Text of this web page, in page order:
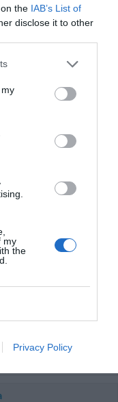
the IAB’s List of
disclose it to other
my
the
Privacy Policy
ТАРИФЫ
InItalia Club!
/10
8.7 /10